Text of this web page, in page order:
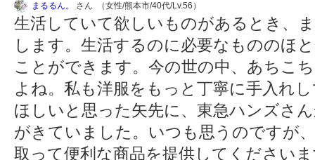
まるるん。 さん （女性/熊本市/40代/Lv.56）
生活していて欲しいものがあるとき、
します。生活するのに必要なもののほ
ことができます。今の世の中、あちこ
よね。私も洋服をもっと丁寧に手入れ
ほしいと思った矢先に、東急ハンズさ
がきていました。いつも思うのですが
取って便利な商品を提供してください